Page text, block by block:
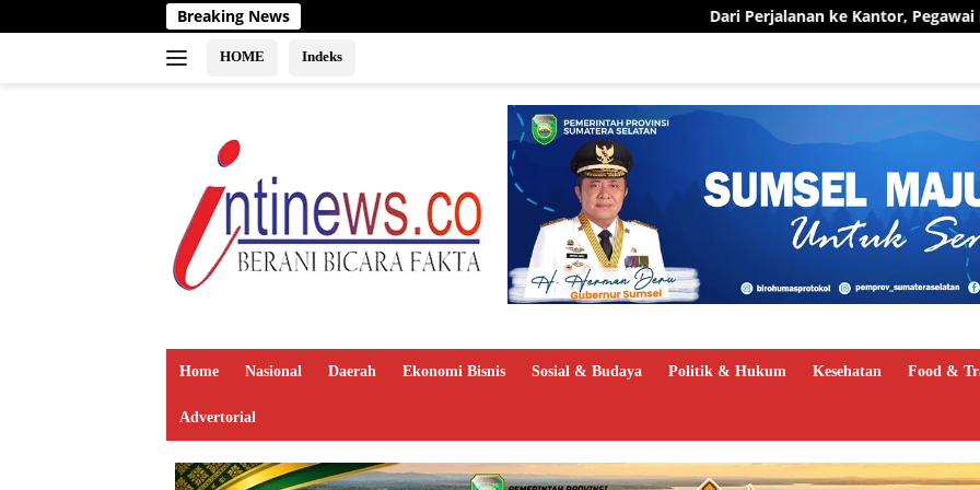
ke
Breaking News Dari Perjalanan ke Kantor, Pegawai PLN UID S2JB
HOME Indeks
Home Nasional Daerah Ekonomi Bisnis Sosial & Budaya Politik & Hukum Kesehatan Food &
Advertorial